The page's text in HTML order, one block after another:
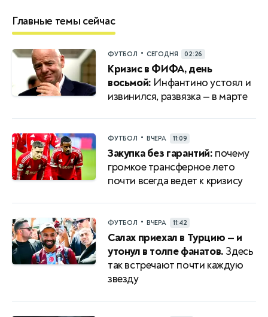
Главные темы сейчас
ФУТБОЛ • СЕГОДНЯ 02:26
Кризис в ФИФА, день
восьмой: Инфантино устоял и
извинился, развязка — в марте
ФУТБОЛ • ВЧЕРА 11:09
Закупка без гарантий: почему
громкое трансферное лето
почти всегда ведет к кризису
ФУТБОЛ • ВЧЕРА 11:42
Салах приехал в Турцию — и
утонул в толпе фанатов.Здесь
так встречают почти каждую
звезду